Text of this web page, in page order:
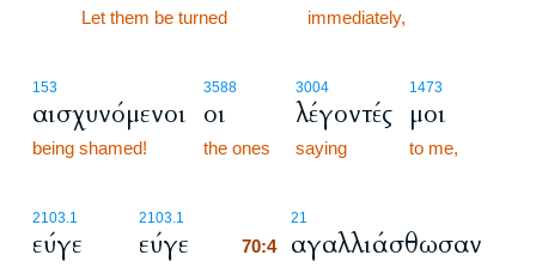
Let them be turned immediately,
153
αισχυνόμενοι
being shamed!
3588
οι
the ones
3004
λέγοντές
saying
1473
μοι
to me,
2103.1
εύγε
2103.1
εύγε
21
70:4 αγαλλιάσθωσαν